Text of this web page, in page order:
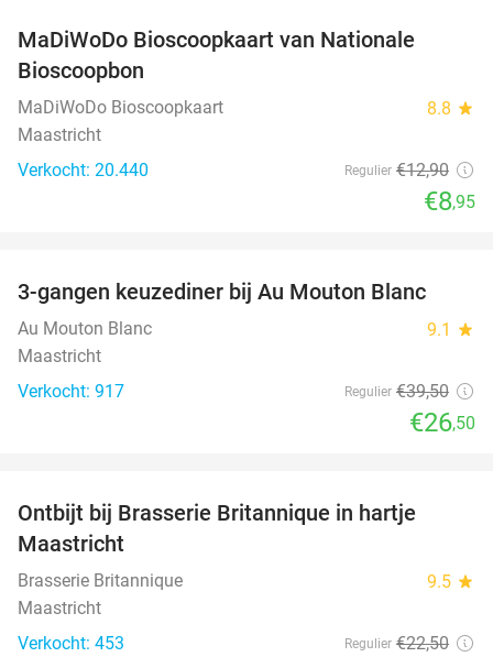
MaDiWoDo Bioscoopkaart van Nationale
Bioscoopbon
MaDiWoDo Bioscoopkaart 8.8 star
Maastricht
Verkocht: 20.440
Regulier €12,90
€8,95
33%
3-gangen keuzediner bij Au Mouton Blanc
Au Mouton Blanc 9.1 star
Maastricht
Verkocht: 917
Regulier €39,50
€26,50
Ontbijt bij Brasserie Britannique in hartje
Maastricht
Brasserie Britannique 9.5 star
Maastricht
Verkocht: 453
Regulier €22,50